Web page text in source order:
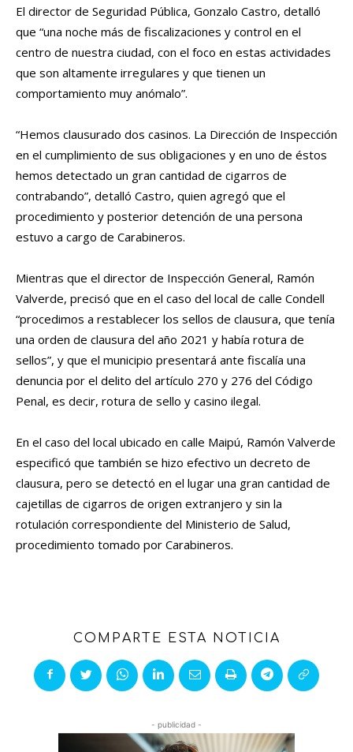
El director de Seguridad Pública, Gonzalo Castro, detalló
que “una noche más de fiscalizaciones y control en el
centro de nuestra ciudad, con el foco en estas actividades
que son altamente irregulares y que tienen un
comportamiento muy anómalo”.
“Hemos clausurado dos casinos. La Dirección de Inspección
en el cumplimiento de sus obligaciones y en uno de éstos
hemos detectado un gran cantidad de cigarros de
contrabando”, detalló Castro, quien agregó que el
procedimiento y posterior detención de una persona
estuvo a cargo de Carabineros.
Mientras que el director de Inspección General, Ramón
Valverde, precisó que en el caso del local de calle Condell
“procedimos a restablecer los sellos de clausura, que tenía
una orden de clausura del año 2021 y había rotura de
sellos”, y que el municipio presentará ante fiscalía una
denuncia por el delito del artículo 270 y 276 del Código
Penal, es decir, rotura de sello y casino ilegal.
En el caso del local ubicado en calle Maipú, Ramón Valverde
especificó que también se hizo efectivo un decreto de
clausura, pero se detectó en el lugar una gran cantidad de
cajetillas de cigarros de origen extranjero y sin la
rotulación correspondiente del Ministerio de Salud,
procedimiento tomado por Carabineros.
COMPARTE ESTA NOTICIA
- publicidad -